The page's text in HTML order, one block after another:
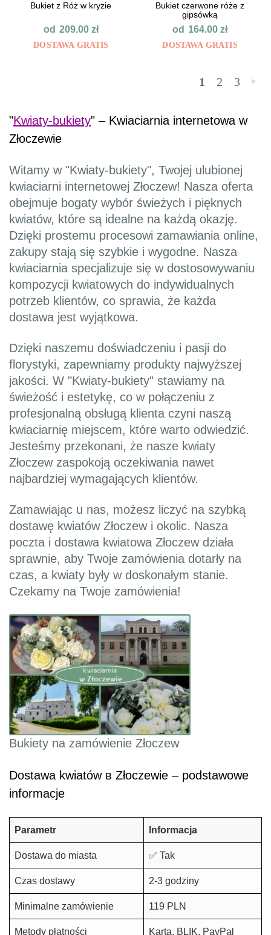
Bukiet z Róż w kryzie
od 209.00 zł
DOSTAWA GRATIS
Bukiet czerwone róże z
gipsówką
od 164.00zł
DOSTAWA GRATIS
1 2 3 »
"Kwiaty-bukiety" – Kwiaciarnia internetowa w
Złoczewie
Witamy w "Kwiaty-bukiety", Twojej ulubionej
kwiaciarni internetowej Złoczew! Nasza oferta
obejmuje bogaty wybór świeżych i pięknych
kwiatów, które są idealne na każdą okazję.
Dzięki prostemu procesowi zamawiania online,
zakupy stają się szybkie i wygodne. Nasza
kwiaciarnia specjalizuje się w dostosowywaniu
kompozycji kwiatowych do indywidualnych
potrzeb klientów, co sprawia, że każda
dostawa jest wyjątkowa.
Dzięki naszemu doświadczeniu i pasji do
florystyki, zapewniamy produkty najwyższej
jakości. W "Kwiaty-bukiety" stawiamy na
świeżość i estetykę, co w połączeniu z
profesjonalną obsługą klienta czyni naszą
kwiaciarnię miejscem, które warto odwiedzić.
Jesteśmy przekonani, że nasze kwiaty
Złoczew zaspokoją oczekiwania nawet
najbardziej wymagających klientów.
Zamawiając u nas, możesz liczyć na szybką
dostawę kwiatów Złoczew i okolic. Nasza
poczta i dostawa kwiatowa Złoczew działa
sprawnie, aby Twoje zamówienia dotarły na
czas, a kwiaty były w doskonałym stanie.
Czekamy na Twoje zamówienia!
Bukiety na zamówienie Złoczew
Dostawa kwiatów в Złoczewie – podstawowe
informacje
Parametr Informacja
Dostawa do miasta ✅ Tak
Czas dostawy 2-3 godziny
Minimalne zamówienie 119 PLN
Metody płatności Karta, BLIK, PayPal